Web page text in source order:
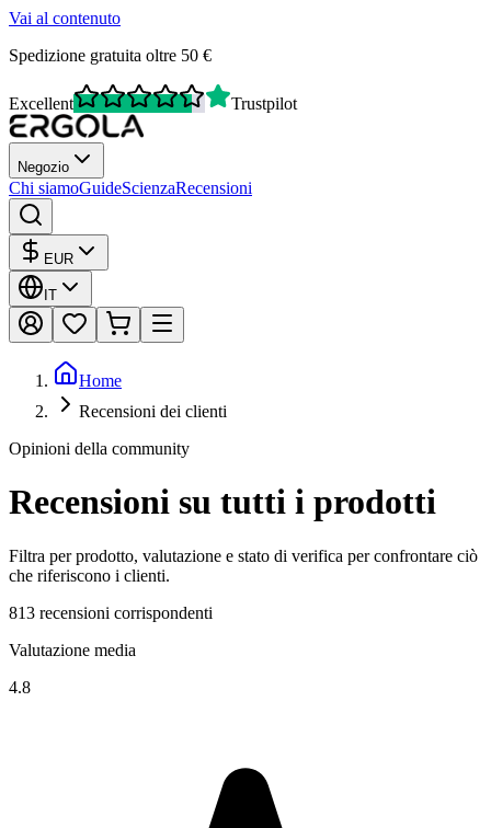
Vai al contenuto
Spedizione gratuita oltre 50 €
Excellent Trustpilot
Negozio
Chi siamoGuideScienzaRecensioni
EUR
IT
Home
Recensioni dei clienti
Opinioni della community
Recensioni su tutti i prodotti
Filtra per prodotto, valutazione e stato di verifica per confrontare ciò
che riferiscono i clienti.
813 recensioni corrispondenti
Valutazione media
4.8